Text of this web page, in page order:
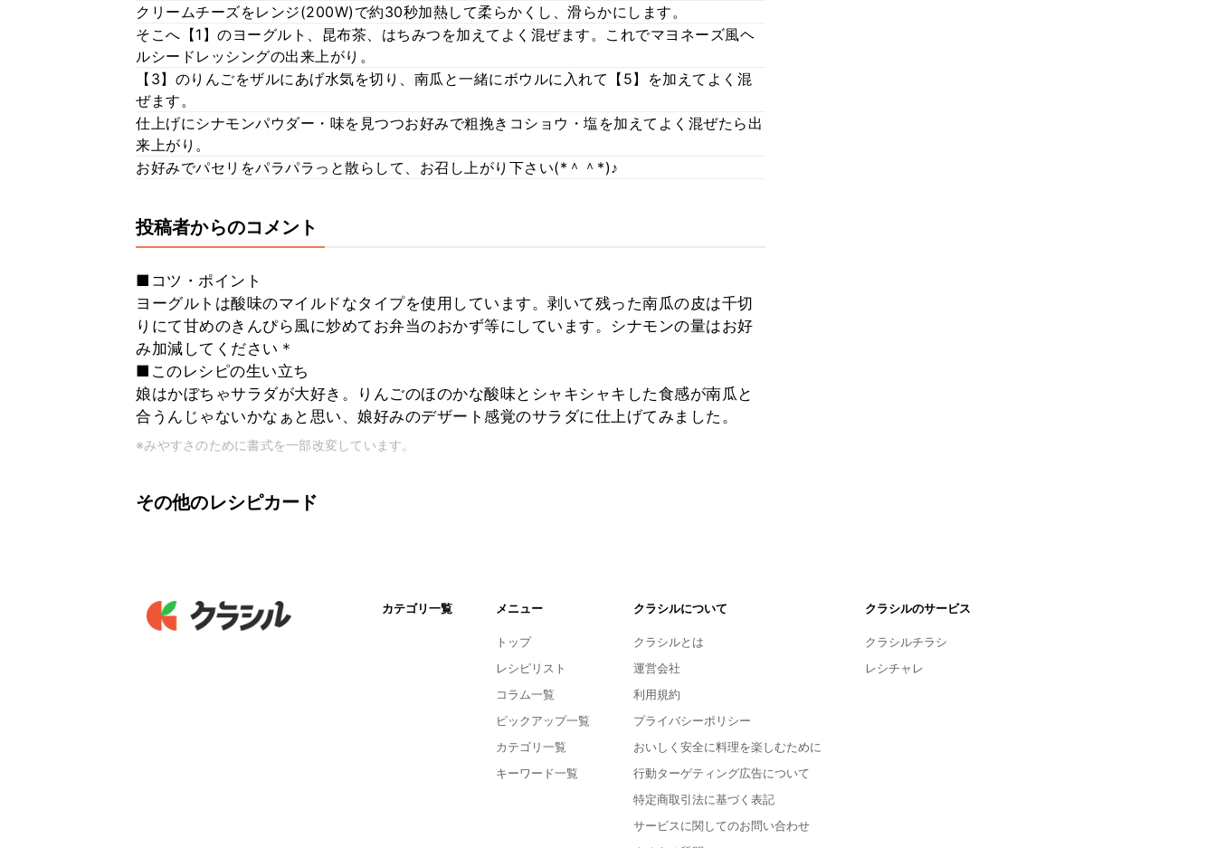
クリームチーズをレンジ(200W)で約30秒加熱して柔らかくし、滑らかにします。
そこへ【1】のヨーグルト、昆布茶、はちみつを加えてよく混ぜます。これでマヨネーズ風ヘ
ルシードレッシングの出来上がり。
【3】のりんごをザルにあげ水気を切り、南瓜と一緒にボウルに入れて【5】を加えてよく混
ぜます。
仕上げにシナモンパウダー・味を見つつお好みで粗挽きコショウ・塩を加えてよく混ぜたら出
来上がり。
お好みでパセリをパラパラっと散らして、お召し上がり下さい(*＾＾*)♪
投稿者からのコメント
■コツ・ポイント
ヨーグルトは酸味のマイルドなタイプを使用しています。剥いて残った南瓜の皮は千切
りにて甘めのきんぴら風に炒めてお弁当のおかず等にしています。シナモンの量はお好
み加減してください＊
■このレシピの生い立ち
娘はかぼちゃサラダが大好き。りんごのほのかな酸味とシャキシャキした食感が南瓜と
合うんじゃないかなぁと思い、娘好みのデザート感覚のサラダに仕上げてみました。
※みやすさのために書式を一部改変しています。
その他のレシピカード
カテゴリ一覧 メニュー
トップ
レシピリスト
コラム一覧
ピックアップ一覧
カテゴリ一覧
キーワード一覧
クラシルについて
クラシルとは
運営会社
利用規約
プライバシーポリシー
おいしく安全に料理を楽しむために
行動ターゲティング広告について
特定商取引法に基づく表記
サービスに関してのお問い合わせ
クラシルのサービス
クラシルチラシ
レシチャレ